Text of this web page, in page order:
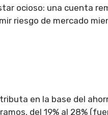
ocioso: una cuenta
riesgo de mercado
en la base del
del 19% al 28%